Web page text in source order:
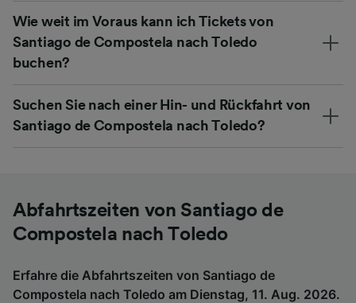
Wie weit im Voraus kann ich Tickets von
Santiago de Compostela nach Toledo
buchen?
Suchen Sie nach einer Hin- und Rückfahrt von
Santiago de Compostela nach Toledo?
Abfahrtszeiten von Santiago de
Compostela nach Toledo
Erfahre die Abfahrtszeiten von Santiago de
Compostela nach Toledo am Dienstag, 11. Aug. 2026.